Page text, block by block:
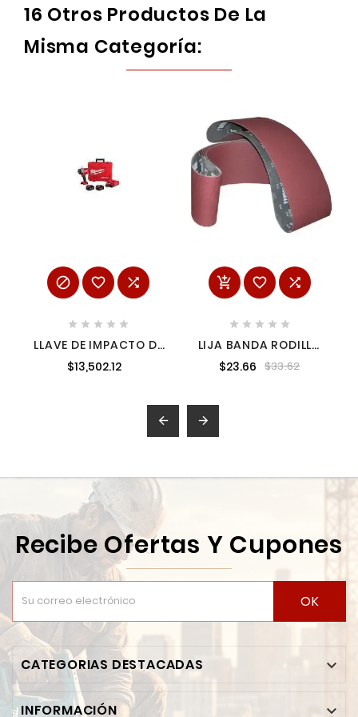
16 Otros Productos De La
Misma Categoría:
  
    
LLAVE DE IMPACTO DE
TORQUE ALTO M18
FUEL DE 12? MIL2966-
$13,502.12
  
    
LIJA BANDA RODILLO
9 X 14" GRADO 100
FANDELI FND19565
$23.66 $33.62
 
Recibe Ofertas Y Cupones
OK
CATEGORIAS DESTACADAS 
INFORMACIÓN 